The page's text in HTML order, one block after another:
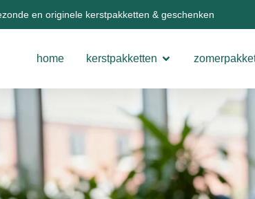
en originele kerstpakketten & geschenken
home kerstpakketten